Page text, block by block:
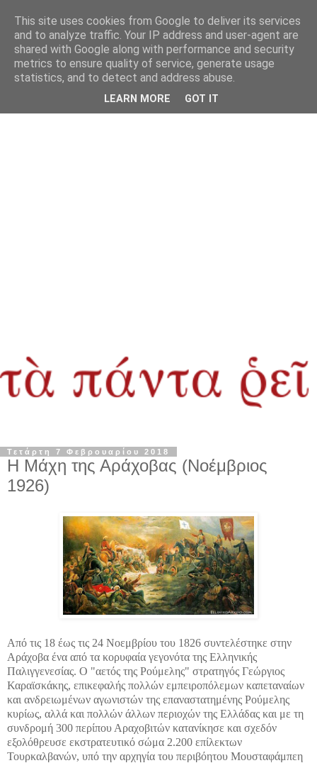
Τετάρτη 7 Φεβρουαρίου 2018
Η Μάχη της Αράχοβας (Νοέμβριος
1926)
Από τις 18 έως τις 24 Νοεμβρίου του 1826 συντελέστηκε στην
Αράχοβα ένα από τα κορυφαία γεγονότα της Ελληνικής
Παλιγγενεσίας. Ο "αετός της Ρούμελης" στρατηγός Γεώργιος
Καραϊσκάκης, επικεφαλής πολλών εμπειροπόλεμων καπεταναίων
και ανδρειωμένων αγωνιστών της επαναστατημένης Ρούμελης
κυρίως, αλλά και πολλών άλλων περιοχών της Ελλάδας και με τη
συνδρομή 300 περίπου Αραχοβιτών κατανίκησε και σχεδόν
εξολόθρευσε εκστρατευτικό σώμα 2.200 επίλεκτων
Τουρκαλβανών, υπό την αρχηγία του περιβόητου Μουσταφάμπεη
This site uses cookies from Google to deliver its services
and to analyze traffic. Your IP address and user-agent are
shared with Google along with performance and security
metrics to ensure quality of service, generate usage
statistics, and to detect and address abuse.
LEARN MORE GOT IT